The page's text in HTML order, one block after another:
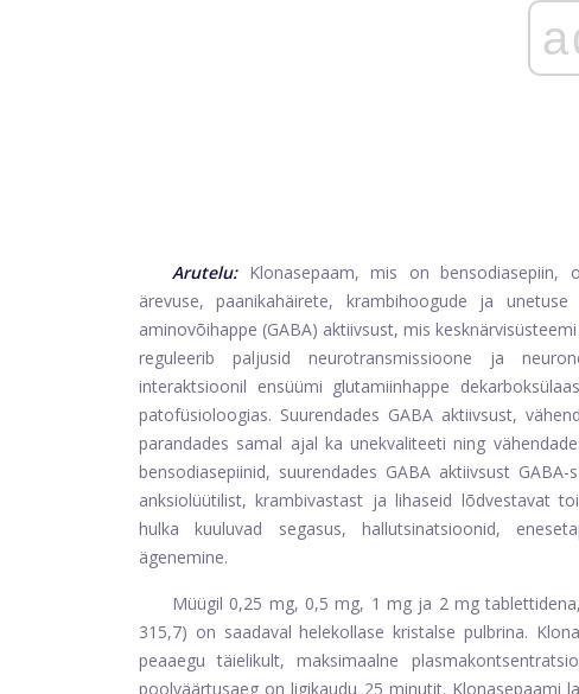
Arutelu: Klonasepaam, mis on bensodiasepiin,
ärevuse, paanikahäirete, krambihoogude ja
aminovõihappe (GABA) aktiivsust, mis
reguleerib paljusid neurotransmissioone ja
interaktsioonil ensüümi glutamiinhappe
patofüsioloogias. Suurendades GABA aktiivsust,
parandades samal ajal ka unekvaliteeti ning
bensodiasepiinid, suurendades GABA aktiivsust GABA-s
anksiolüütilist, krambivastast ja lihaseid lõdvestavat
hulka kuuluvad segasus, hallutsinatsioonid,
ägenemine.
Müügil 0,25 mg, 0,5 mg, 1 mg ja 2 mg
315,7) on saadaval helekollase kristalse pulbrina.
peaaegu täielikult, maksimaalne
poolväärtusaeg on ligikaudu 25 minutit. Klonasepaami